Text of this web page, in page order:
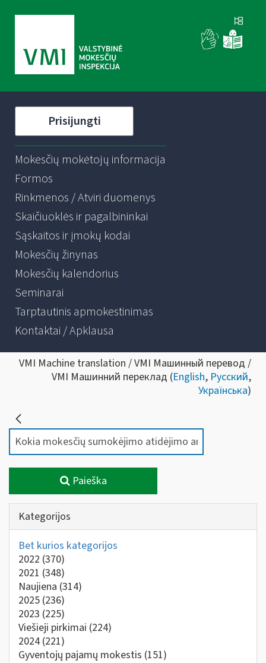
Prisijungti
Mokesčių mokėtojų informacija
Formos
Rinkmenos / Atviri duomenys
Skaičiuoklės ir pagalbininkai
Sąskaitos ir įmokų kodai
Mokesčių žinynas
Mokesčių kalendorius
Seminarai
Tarptautinis apmokestinimas
Kontaktai / Apklausa
VMI Machine translation / VMI Машинный перевод /
VMI Машинний переклад (English, Русский,
Українська)
Paieška
Kategorijos
Bet kurios kategorijos
2022 (370)
2021 (348)
Naujiena (314)
2025 (236)
2023 (225)
Viešieji pirkimai (224)
2024 (221)
Gyventojų pajamų mokestis (151)